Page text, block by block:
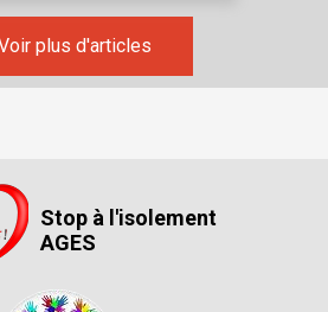
plus d'articles
Stop à l'isolement
AGES